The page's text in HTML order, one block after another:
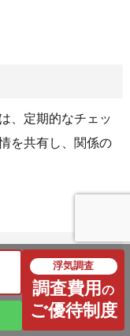
、定期的なチェッ
を共有し、関係の
関係を強化し、浮
一緒に未来を計画
浮気調査
調査費用の
ご優待制度